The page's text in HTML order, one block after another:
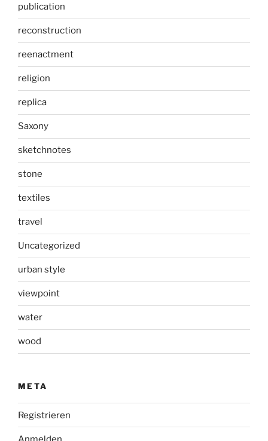
publication
reconstruction
reenactment
religion
replica
Saxony
sketchnotes
stone
textiles
travel
Uncategorized
urban style
viewpoint
water
wood
META
Registrieren